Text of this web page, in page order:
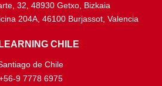
32, 48930 Getxo, Bizkaia
204A, 46100 Burjassot, Valencia
CHILE
de Chile
9 7778 6975